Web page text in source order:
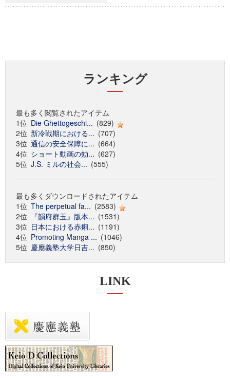
ランキング
最も多く閲覧されたアイテム
1位 Die Ghettogeschi... (829)
2位 新冷戦期における... (707)
3位 通信の安全保障に... (664)
4位 ショート動画の効... (627)
5位 J.S. ミルの社会... (555)
最も多くダウンロードされたアイテム
1位 The perpetual fa... (2583)
2位
『韻府群玉』版本... (1531)
3位 日本における赤痢... (1191)
4位 Promoting Manga ... (1046)
5位 慶應義塾大学日吉... (850)
LINK